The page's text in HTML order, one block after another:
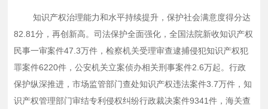
知识产权治理能力和水平持续提升，保护社会满意度得分达
82.81分，再创新高。司法保护全面强化，全国法院新收知识产权
民事一审案件47.3万件，检察机关受理审查逮捕侵犯知识产权犯
罪案件6220件，公安机关立案侦办相关刑事案件2.6万起。行政
保护纵深推进，市场监管部门查处知识产权违法案件3.7万件，知
识产权管理部门审结专利侵权纠纷行政裁决案件9341件，海关查